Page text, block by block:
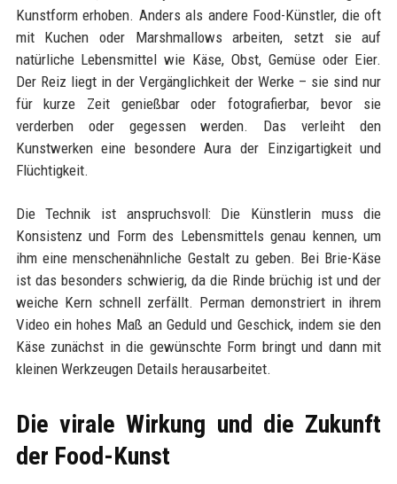
Kunstform erhoben. Anders als andere Food-Künstler, die oft
mit Kuchen oder Marshmallows arbeiten, setzt sie auf
natürliche Lebensmittel wie Käse, Obst, Gemüse oder Eier.
Der Reiz liegt in der Vergänglichkeit der Werke – sie sind nur
für kurze Zeit genießbar oder fotografierbar, bevor sie
verderben oder gegessen werden. Das verleiht den
Kunstwerken eine besondere Aura der Einzigartigkeit und
Flüchtigkeit.
Die Technik ist anspruchsvoll: Die Künstlerin muss die
Konsistenz und Form des Lebensmittels genau kennen, um
ihm eine menschenähnliche Gestalt zu geben. Bei Brie-Käse
ist das besonders schwierig, da die Rinde brüchig ist und der
weiche Kern schnell zerfällt. Perman demonstriert in ihrem
Video ein hohes Maß an Geduld und Geschick, indem sie den
Käse zunächst in die gewünschte Form bringt und dann mit
kleinen Werkzeugen Details herausarbeitet.
Die virale Wirkung und die Zukunft
der Food-Kunst